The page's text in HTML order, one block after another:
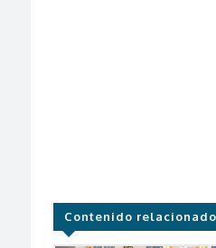
Contenido relacionado